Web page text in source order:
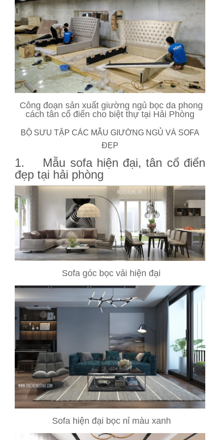
Công đoạn sản xuất giường ngủ bọc da phong
cách tân cổ điển cho biệt thự tại Hải Phòng
BỘ SƯU TẬP CÁC MẪU GIƯỜNG NGỦ VÀ SOFA
ĐẸP
1. Mẫu sofa hiện đại, tân cổ điển
đẹp tại hải phòng
Sofa góc bọc vải hiện đại
Sofa hiện đại bọc nỉ màu xanh